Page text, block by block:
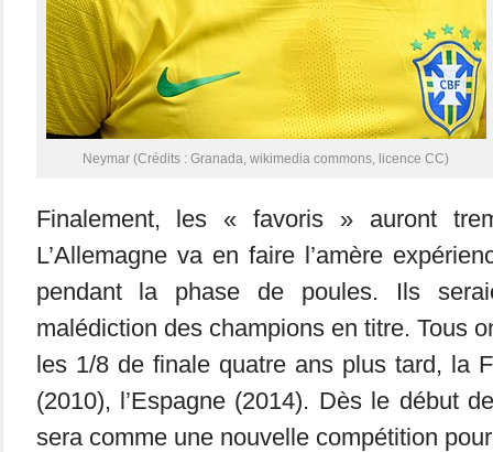
Neymar (Crédits : Granada, wikimedia commons, licence CC)
Finalement, les « favoris » auront
L’Allemagne va en faire l’amère
pendant la phase de poules. Ils
malédiction des champions en titre. Tous
les 1/8 de finale quatre ans plus tard, la
(2010), l’Espagne (2014). Dès le début
sera comme une nouvelle compétition